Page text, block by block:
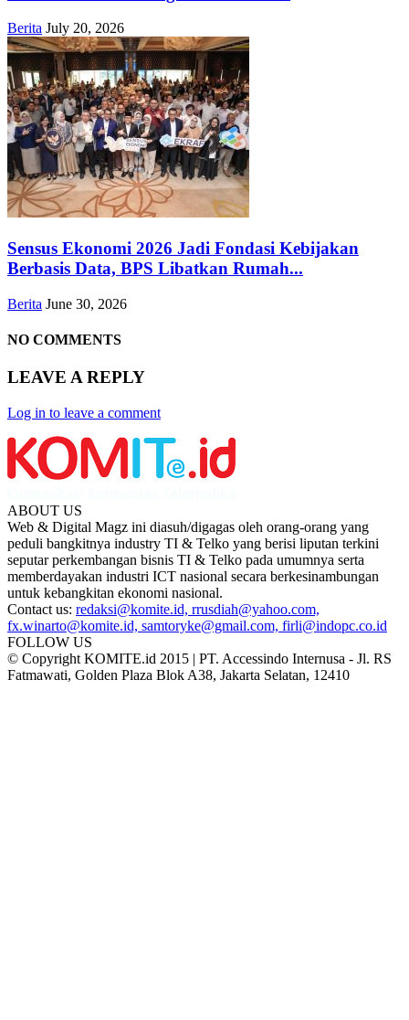
Berita July 20, 2026
Sensus Ekonomi 2026 Jadi Fondasi Kebijakan
Berbasis Data, BPS Libatkan Rumah...
Berita June 30, 2026
NO COMMENTS
LEAVE A REPLY
Log in to leave a comment
ABOUT US
Web & Digital Magz ini diasuh/digagas oleh orang-orang yang
peduli bangkitnya industry TI & Telko yang berisi liputan terkini
seputar perkembangan bisnis TI & Telko pada umumnya serta
memberdayakan industri ICT nasional secara berkesinambungan
untuk kebangkitan ekonomi nasional.
Contact us: redaksi@komite.id, rrusdiah@yahoo.com,
fx.winarto@komite.id, samtoryke@gmail.com, firli@indopc.co.id
FOLLOW US
© Copyright KOMITE.id 2015 | PT. Accessindo Internusa - Jl. RS
Fatmawati, Golden Plaza Blok A38, Jakarta Selatan, 12410